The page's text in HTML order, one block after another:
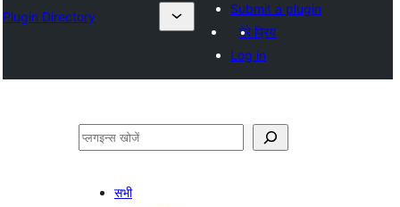
Plugin Directory
Submit a plugin
मेरे प्रिय
Log in
खोजें
सभी